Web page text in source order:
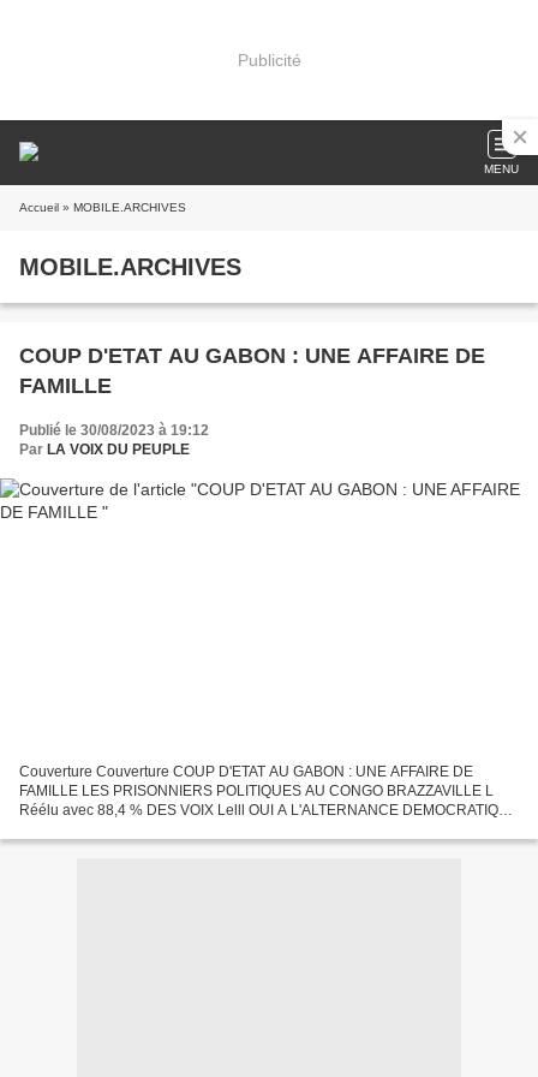
Publicité
MENU
Accueil » MOBILE.ARCHIVES
MOBILE.ARCHIVES
COUP D'ETAT AU GABON : UNE AFFAIRE DE
FAMILLE
Publié le 30/08/2023 à 19:12
Par LA VOIX DU PEUPLE
Couverture Couverture COUP D'ETAT AU GABON : UNE AFFAIRE DE
FAMILLE LES PRISONNIERS POLITIQUES AU CONGO BRAZZAVILLE L
Réélu avec 88,4 % DES VOIX Lelll OUI A L'ALTERNANCE DEMOCRATIQUE
derrière...